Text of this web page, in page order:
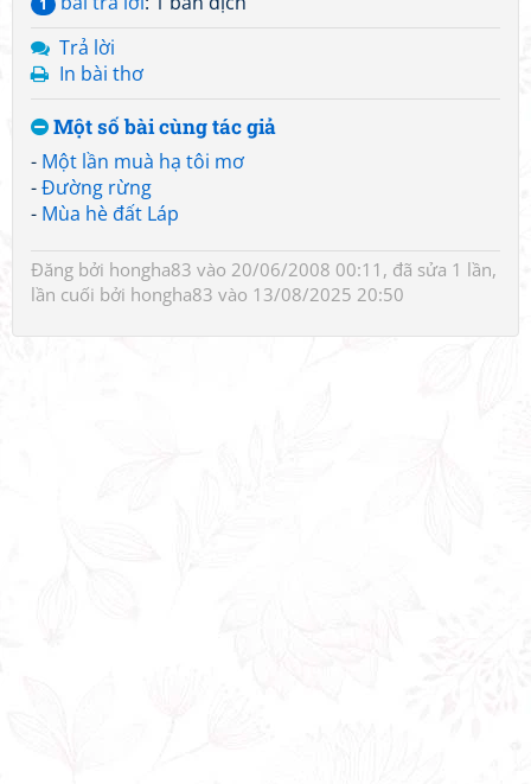
1
Trả lời
In bài thơ
Một số bài cùng tác giả
- Một lần muà hạ tôi mơ
-Đường rừng
- Mùa hè đất Láp
Đăng bởi hongha83 vào 20/06/2008 00:11, đã sửa 1 lần,
lần cuối bởi hongha83 vào 13/08/2025 20:50